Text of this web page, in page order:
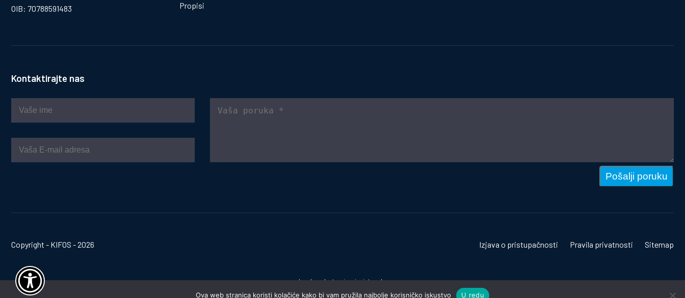
OIB: 70788591483
Propisi
Kontaktirajte nas
Pošalji poruku
Copyright - KIFOS - 2026 Izjava o pristupačnosti Pravila privatnosti Sitemap
Izrada web stranica:invictum.hr
Ova web stranica koristi kolačiće kako bi vam pružila najbolje korisničko iskustvo U redu